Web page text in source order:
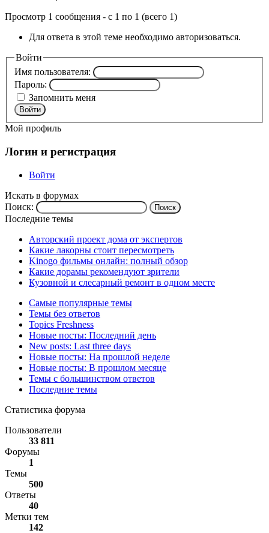
Просмотр 1 сообщения - с 1 по 1 (всего 1)
Для ответа в этой теме необходимо авторизоваться.
Войти
Имя пользователя:
Пароль:
Запомнить меня
Войти
Мой профиль
Логин и регистрация
Войти
Искать в форумах
Поиск:
Последние темы
Авторский проект дома от экспертов
Какие лакорны стоит пересмотреть
Kinogo фильмы онлайн: полный обзор
Какие дорамы рекомендуют зрители
Кузовной и слесарный ремонт в одном месте
Самые популярные темы
Темы без ответов
Topics Freshness
Новые посты: Последний день
New posts: Last three days
Новые посты: На прошлой неделе
Новые посты: В прошлом месяце
Темы с большинством ответов
Последние темы
Статистика форума
Пользователи
33 811
Форумы
1
Темы
500
Ответы
40
Метки тем
142